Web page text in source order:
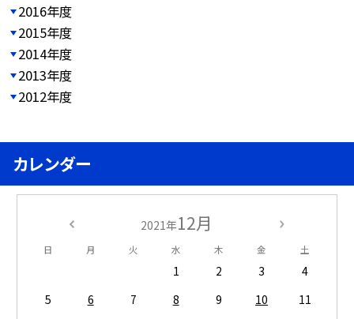
2016年度
2015年度
2014年度
2013年度
2012年度
カレンダー
2021年12月
日 月 火 水 木 金 土
1 2 3
4
5
6 7 8 9 10
11